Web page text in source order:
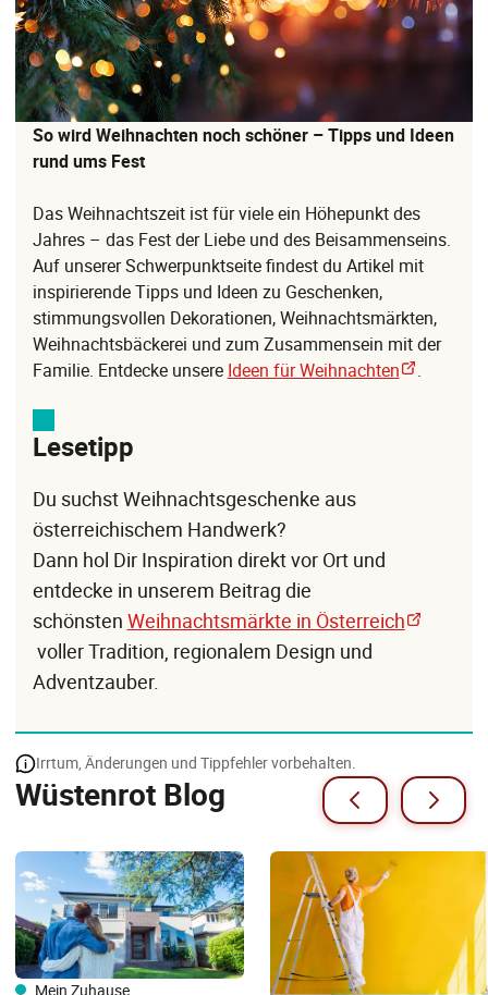
So wird Weihnachten noch schöner – Tipps und Ideen
rund ums Fest
Das Weihnachtszeit ist für viele ein Höhepunkt des
Jahres – das Fest der Liebe und des Beisammenseins.
Auf unserer Schwerpunktseite findest du Artikel mit
inspirierende Tipps und Ideen zu Geschenken,
stimmungsvollen Dekorationen, Weihnachtsmärkten,
Weihnachtsbäckerei und zum Zusammensein mit der
Familie. Entdecke unsere Ideen für Weihnachten .
Lesetipp
Du suchst Weihnachtsgeschenke aus
österreichischem Handwerk?
Dann hol Dir Inspiration direkt vor Ort und
entdecke in unserem Beitrag die
schönsten Weihnachtsmärkte in Österreich
voller Tradition, regionalem Design und
Adventzauber.
Irrtum, Änderungen und Tippfehler vorbehalten.
Wüstenrot Blog
Mein Zuhause